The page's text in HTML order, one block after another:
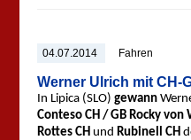
04.07.2014 Fahren
Werner Ulrich mit CH-
In Lipica (SLO)gewann
Conteso CH / GB Rocky von
Rottes CH undRubinell CH